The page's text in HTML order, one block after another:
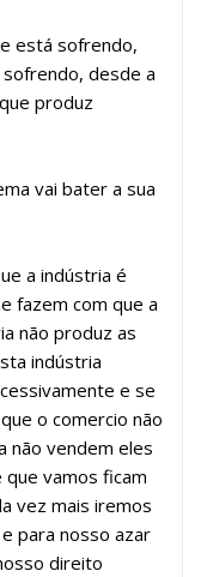
está sofrendo,
desde a
produz
vai bater a sua
a indústria é
fazem com que a
não produz as
indústria
e se
o comercio não
não vendem eles
vamos ficam
vez mais iremos
para nosso azar
direito